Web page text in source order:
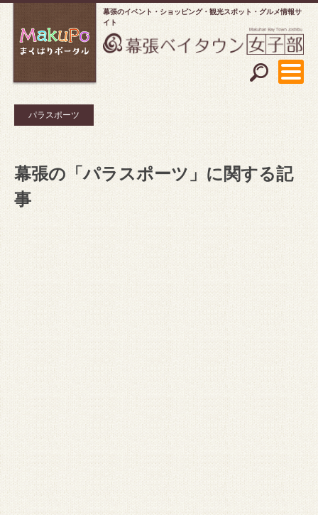
幕張のイベント・ショッピング
観光スポット・グルメ情報サ
イト
パラスポーツ
幕張の「パラスポーツ」に関する記
事